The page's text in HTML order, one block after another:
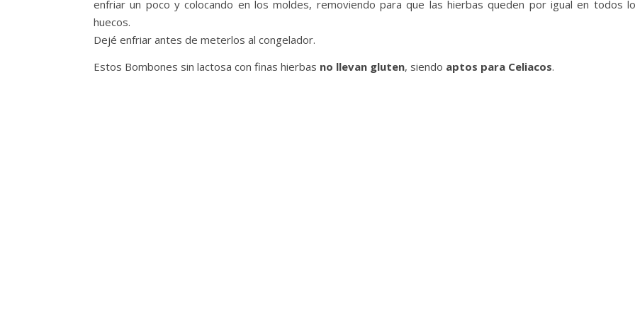
enfriar un poco y colocando en los moldes, removiendo para que las hierbas queden por igual en todos
huecos.
Dejé enfriar antes de meterlos al congelador.
Estos Bombones sin lactosa con finas hierbas no llevan gluten, siendo aptos para Celiacos.